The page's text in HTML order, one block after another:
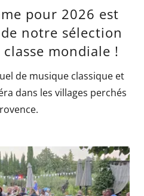
pour 2026 est
notre sélection
mondiale !
de musique classique et
dans les villages perchés